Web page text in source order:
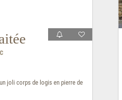
joli corps de logis en pierre de